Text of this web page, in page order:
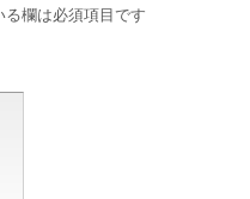
る欄は必須項目です